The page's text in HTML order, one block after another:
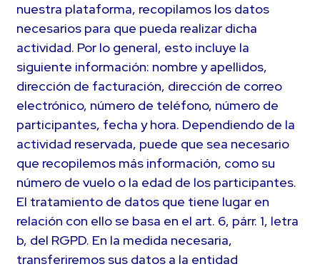
nuestra plataforma, recopilamos los datos
necesarios para que pueda realizar dicha
actividad. Por lo general, esto incluye la
siguiente información: nombre y apellidos,
dirección de facturación, dirección de correo
electrónico, número de teléfono, número de
participantes, fecha y hora. Dependiendo de la
actividad reservada, puede que sea necesario
que recopilemos más información, como su
número de vuelo o la edad de los participantes.
El tratamiento de datos que tiene lugar en
relación con ello se basa en el art. 6, párr. 1, letra
b, del RGPD. En la medida necesaria,
transferiremos sus datos a la entidad